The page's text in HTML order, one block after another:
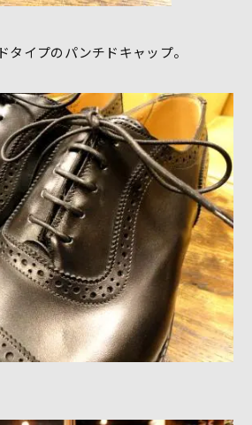
タイプのパンチドキャップ。